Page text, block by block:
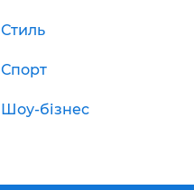
Стиль
Спорт
Шоу-бізнес